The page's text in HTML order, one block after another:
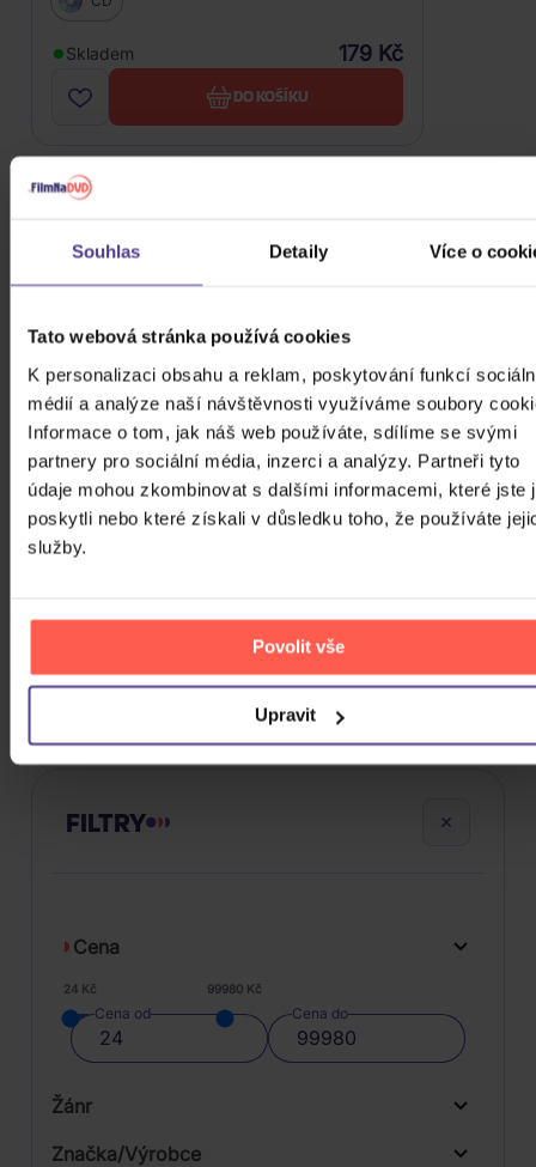
Souhlas Detaily Více o
Tato webová stránka používá cookies
K personalizaci obsahu a reklam, poskytování funkcí
médií a analýze naší návštěvnosti využíváme soubory
Informace o tom, jak náš web používáte, sdílíme se svými
partnery pro sociální média, inzerci a analýzy. Partneři tyto
údaje mohou zkombinovat s dalšími informacemi, které jste
poskytli nebo které získali v důsledku toho, že používáte
služby.
Povolit vše
Upravit
Skladem 179 Kč
DO KOŠÍKU
Hurník Ilja: Dáma a lupiči
222 Kč
DO KOŠÍKU
FILTRY
Cena
24 Kč 99980 Kč
Cena od Cena do
Žánr
Značka/Výrobce